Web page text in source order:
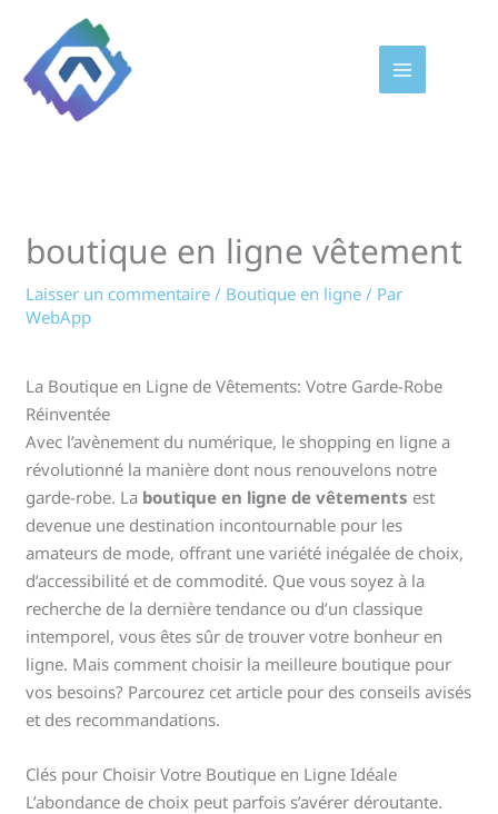
contenu
boutique en ligne vêtement
Laisser un commentaire / Boutique en ligne / Par
WebApp
La Boutique en Ligne de Vêtements: Votre Garde-Robe
Réinventée
Avec l’avènement du numérique, le shopping en ligne a
révolutionné la manière dont nous renouvelons notre
garde-robe. La boutique en ligne de vêtements est
devenue une destination incontournable pour les
amateurs de mode, offrant une variété inégalée de choix,
d’accessibilité et de commodité. Que vous soyez à la
recherche de la dernière tendance ou d’un classique
intemporel, vous êtes sûr de trouver votre bonheur en
ligne. Mais comment choisir la meilleure boutique pour
vos besoins? Parcourez cet article pour des conseils avisés
et des recommandations.
Clés pour Choisir Votre Boutique en Ligne Idéale
L’abondance de choix peut parfois s’avérer déroutante.